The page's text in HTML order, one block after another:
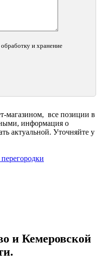
и хранение
магазином, все позиции в
информация о
актуальной. Уточняйте у
и Кемеровской